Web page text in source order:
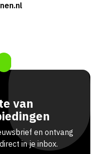
van
en ontvang
in je inbox.